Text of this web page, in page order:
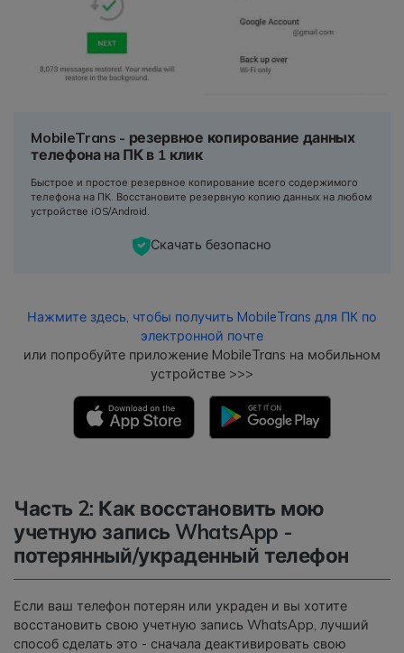
MobileTrans - резервное копирование данных
телефона на ПК в 1 клик
Быстрое и простое резервное копирование всего содержимого
телефона на ПК. Восстановите резервную копию данных на любом
устройстве iOS/Android.
Скачать безопасно
Нажмите здесь, чтобы получить MobileTrans для ПК по
электронной почте
или попробуйте приложение MobileTrans на мобильном
устройстве >>>
Часть 2: Как восстановить мою
учетную запись WhatsApp -
потерянный/украденный телефон
Если ваш телефон потерян или украден и вы хотите
восстановить свою учетную запись WhatsApp, лучший
способ сделать это - сначала деактивировать свою